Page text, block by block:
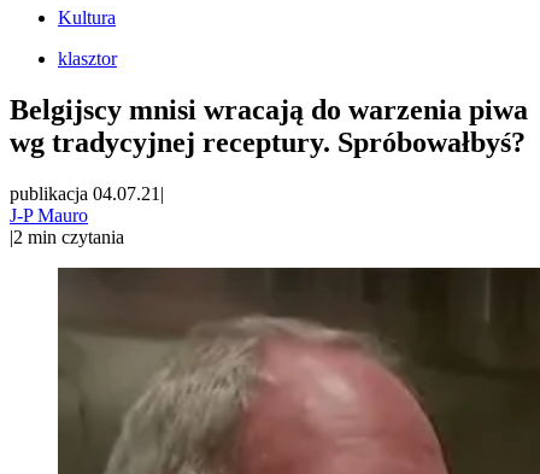
Kultura
klasztor
Belgijscy mnisi wracają do warzenia piwa
wg tradycyjnej receptury. Spróbowałbyś?
publikacja 04.07.21 |
J-P Mauro
|2 min czytania